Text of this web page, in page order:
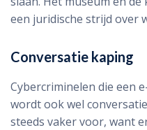
een juridische strijd over
Conversatie kaping
Cybercriminelen die een
wordt ook wel
steeds vaker voor, want